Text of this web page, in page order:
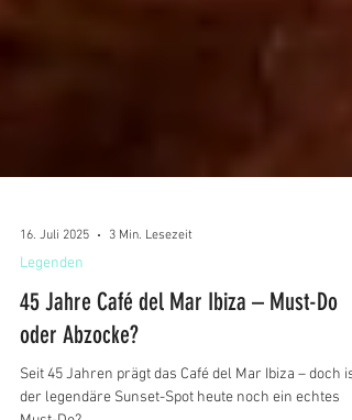
16. Juli 2025 3 Min. Lesezeit
Legenden
45 Jahre Café del Mar Ibiza – Must-Do
oder Abzocke?